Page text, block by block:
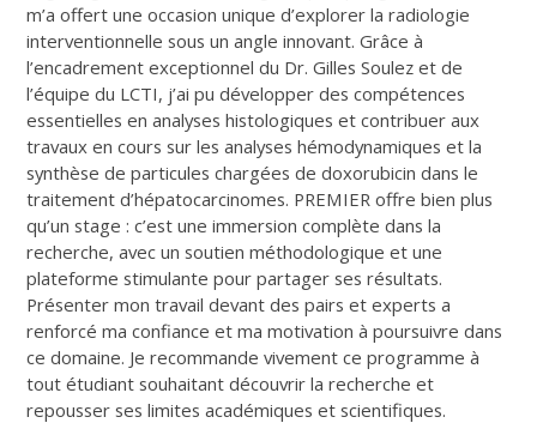
m’a offert une occasion unique d’explorer la radiologie
interventionnelle sous un angle innovant. Grâce à
l’encadrement exceptionnel du Dr. Gilles Soulez et de
l’équipe du LCTI, j’ai pu développer des compétences
essentielles en analyses histologiques et contribuer aux
travaux en cours sur les analyses hémodynamiques et la
synthèse de particules chargées de doxorubicin dans le
traitement d’hépatocarcinomes. PREMIER offre bien plus
qu’un stage : c’est une immersion complète dans la
recherche, avec un soutien méthodologique et une
plateforme stimulante pour partager ses résultats.
Présenter mon travail devant des pairs et experts a
renforcé ma confiance et ma motivation à poursuivre dans
ce domaine. Je recommande vivement ce programme à
tout étudiant souhaitant découvrir la recherche et
repousser ses limites académiques et scientifiques.